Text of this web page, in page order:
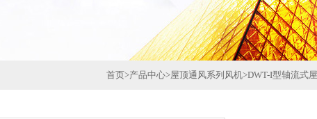
首页>产品中心>屋顶通风系列风机>DWT-I型轴流式